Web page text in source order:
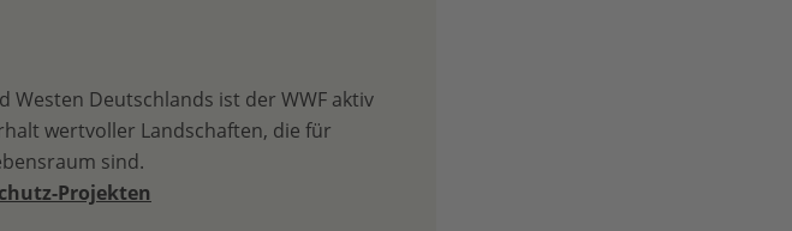
Westen Deutschlands ist der WWF aktiv
wertvoller Landschaften, die für
sind.
Projekten